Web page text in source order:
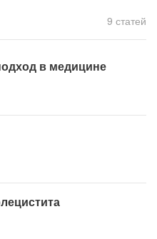
9 статей
в медицине